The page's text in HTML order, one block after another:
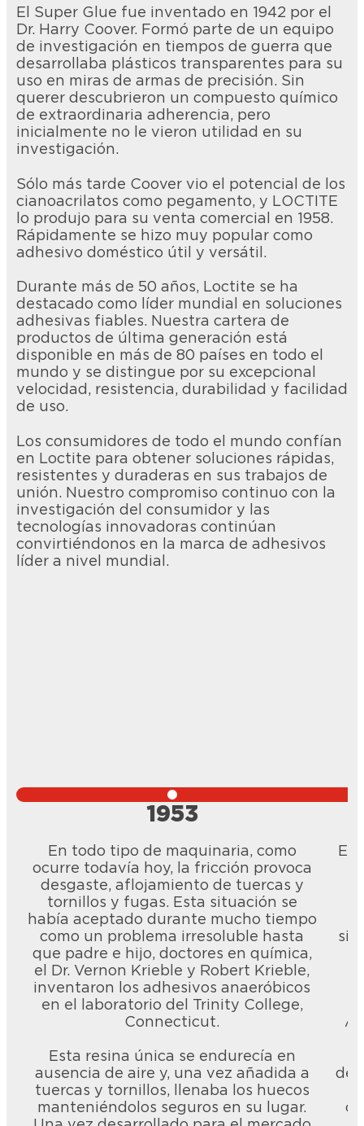
El Super Glue fue inventado en 1942 por el
Dr. Harry Coover. Formó parte de un equipo
de investigación en tiempos de guerra que
desarrollaba plásticos transparentes para su
uso en miras de armas de precisión. Sin
querer descubrieron un compuesto químico
de extraordinaria adherencia, pero
inicialmente no le vieron utilidad en su
investigación.
Sólo más tarde Coover vio el potencial de los
cianoacrilatos como pegamento, y LOCTITE
lo produjo para su venta comercial en 1958.
Rápidamente se hizo muy popular como
adhesivo doméstico útil y versátil.
Durante más de 50 años, Loctite se ha
destacado como líder mundial en soluciones
adhesivas fiables. Nuestra cartera de
productos de última generación está
disponible en más de 80 países en todo el
mundo y se distingue por su excepcional
velocidad, resistencia, durabilidad y facilidad
de uso.
Los consumidores de todo el mundo confían
en Loctite para obtener soluciones rápidas,
resistentes y duraderas en sus trabajos de
unión. Nuestro compromiso continuo con la
investigación del consumidor y las
tecnologías innovadoras continúan
convirtiéndonos en la marca de adhesivos
líder a nivel mundial.
1953
En todo tipo de maquinaria, como
ocurre todavía hoy, la fricción provoca
desgaste, aflojamiento de tuercas y
tornillos y fugas. Esta situación se
había aceptado durante mucho tiempo
como un problema irresoluble hasta
que padre e hijo, doctores en química,
el Dr. Vernon Krieble y Robert Krieble,
inventaron los adhesivos anaeróbicos
en el laboratorio del Trinity College,
Connecticut.
Esta resina única se endurecía en
ausencia de aire y, una vez añadida a
tuercas y tornillos, llenaba los huecos
manteniéndolos seguros en su lugar.
En
A